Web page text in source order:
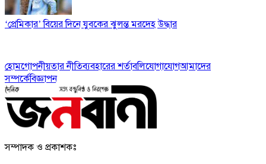
‘প্রেমিকার’ বিয়ের দিনে যুবকের ঝুলন্ত মরদেহ উদ্ধার
হোমগোপনীয়তার নীতিব্যবহারের শর্তাবলিযোগাযোগআমাদের
সম্পর্কেবিজ্ঞাপন
সম্পাদক ও প্রকাশকঃ